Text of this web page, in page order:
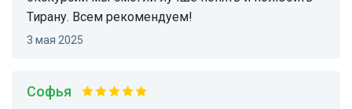
Тирану. Всем рекомендуем!
3 мая 2025
Софья